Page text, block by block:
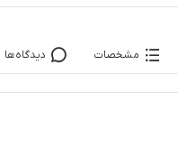
مشخصات دیدگاه‌ها